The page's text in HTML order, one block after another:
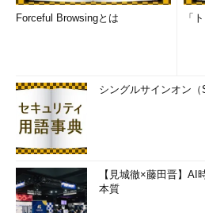
Forceful Browsingとは 「
シングルサインオン
【見城徹×藤田晋】AI
本質